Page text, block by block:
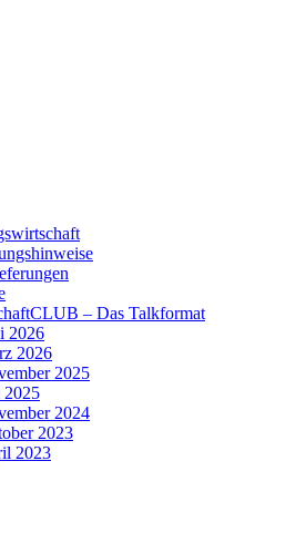
– Das Talkformat
2026
2026
2025
2024
2023
2023